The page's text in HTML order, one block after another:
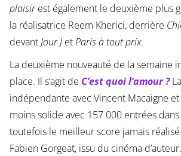
plaisirest également le deuxième plus
la réalisatrice Reem Kherici, derrière
devantJour JetParis à tout prix.
La deuxième nouveauté de la semaine
place. Il s’agit de C’est quoi l’amour ?
indépendante avec Vincent Macaigne et
moins solide avec 157 000 entrées dans
toutefois le meilleur score jamais
Fabien Gorgeat, issu du cinéma